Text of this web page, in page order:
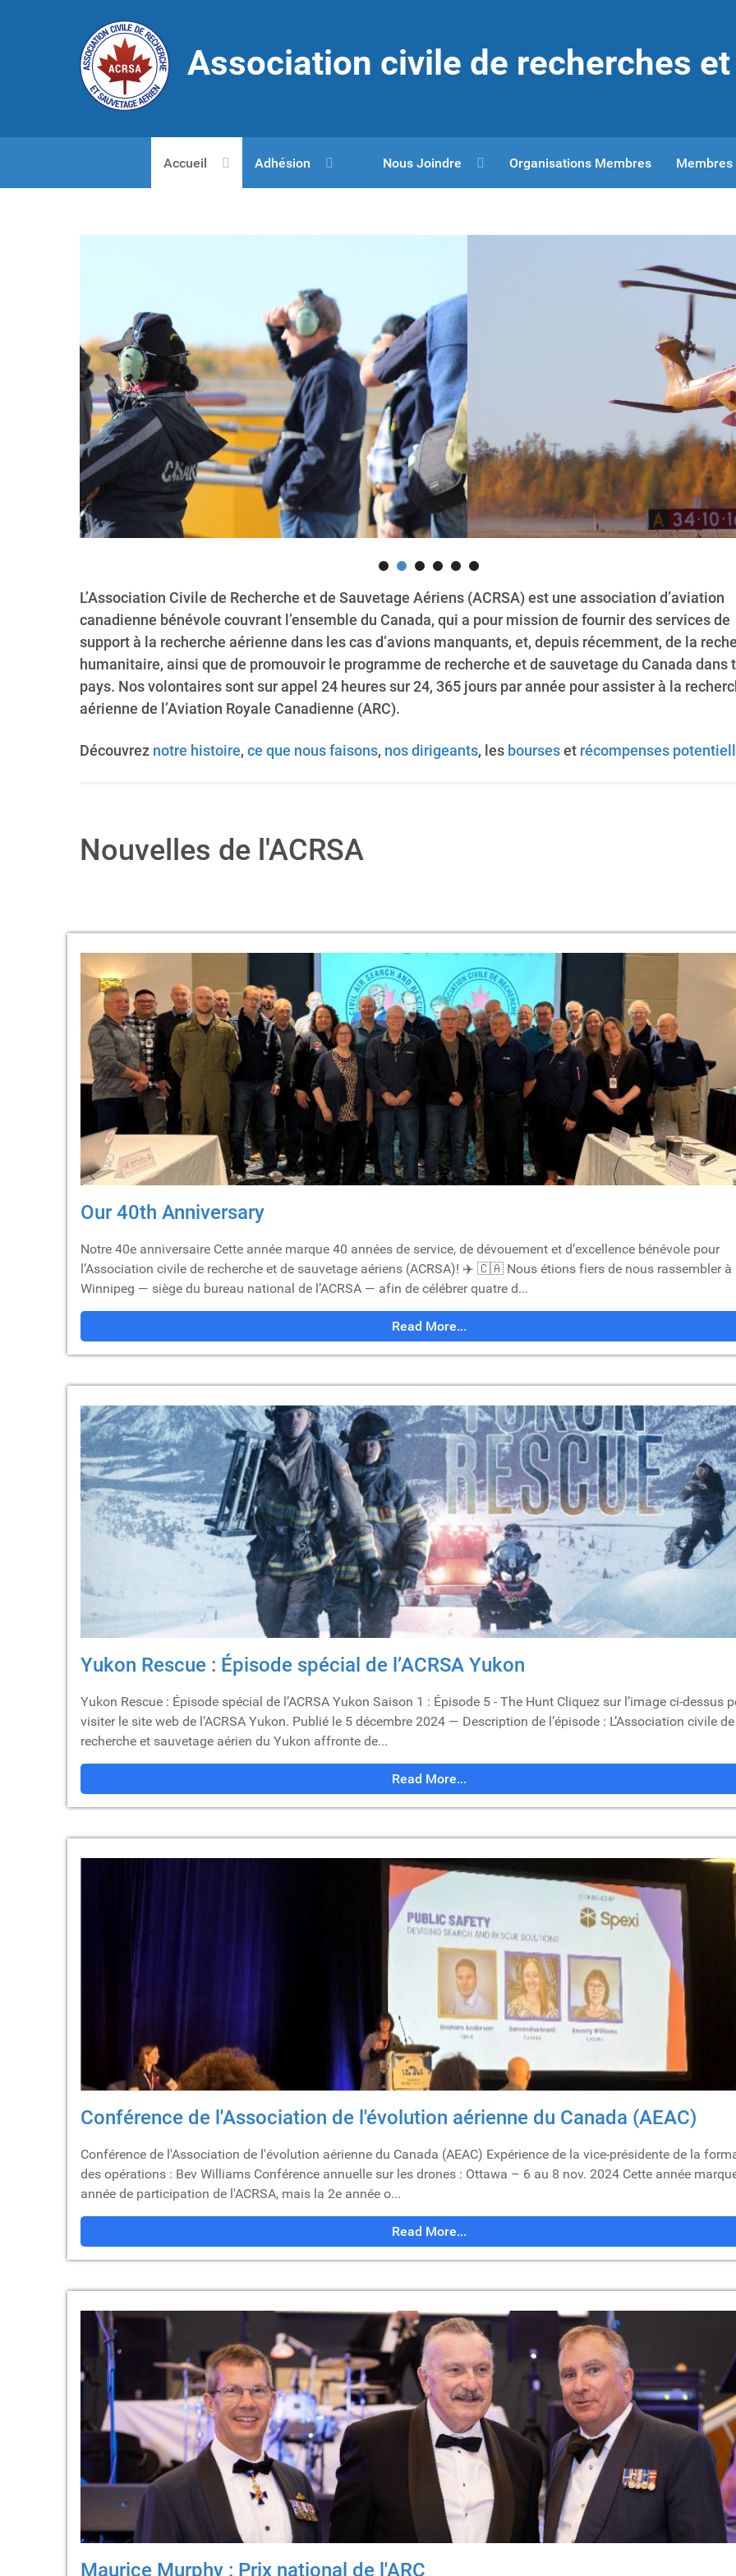
Association civile de recherches
Accueil Adhésion Nous Joindre Organisations Membres Membres
L’Association Civile de Recherche et de Sauvetage Aériens (ACRSA) est une association d’aviation
canadienne bénévole couvrant l’ensemble du Canada, qui a pour mission de fournir des services de
support à la recherche aérienne dans les cas d’avions manquants, et, depuis récemment, de la
humanitaire, ainsi que de promouvoir le programme de recherche et de sauvetage du Canada dans
pays. Nos volontaires sont sur appel 24 heures sur 24, 365 jours par année pour assister à la
aérienne de l’Aviation Royale Canadienne (ARC).
Découvrez notre histoire, ce que nous faisons, nos dirigeants, les bourseset récompenses
Nouvelles de l'ACRSA
Our 40th Anniversary
Notre 40e anniversaire Cette année marque 40 années de service, de dévouement et d’excellence bénévole pour
l’Association civile de recherche et de sauvetage aériens (ACRSA)! ✈️ 🇨🇦 Nous étions fiers de nous rassembler à
Winnipeg — siège du bureau national de l’ACRSA — afin de célébrer quatre d...
Read More...
Yukon Rescue : Épisode spécial de l’ACRSA Yukon
Yukon Rescue : Épisode spécial de l’ACRSA Yukon Saison 1 : Épisode 5 - The Hunt Cliquez sur l’image ci-dessus
visiter le site web de l’ACRSA Yukon. Publié le 5 décembre 2024 — Description de l’épisode : L’Association civile de
recherche et sauvetage aérien du Yukon affronte de...
Read More...
Conférence de l'Association de l'évolution aérienne du Canada (AEAC)
Conférence de l'Association de l'évolution aérienne du Canada (AEAC) Expérience de la vice-présidente de la
des opérations : Bev Williams Conférence annuelle sur les drones : Ottawa – 6 au 8 nov. 2024 Cette année
année de participation de l'ACRSA, mais la 2e année o...
Read More...
Maurice Murphy : Prix national de l'ARC